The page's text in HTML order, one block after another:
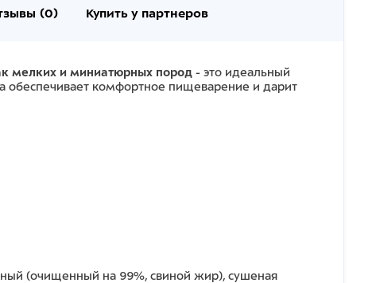
(0) Купить у партнеров
мелких и миниатюрных пород - это идеальный
обеспечивает комфортное пищеварение и дарит
(очищенный на 99%, свиной жир), сушеная